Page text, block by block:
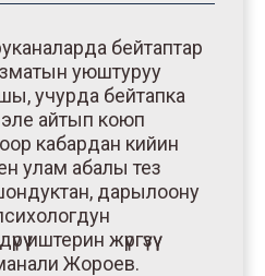
бейтаптар
уюштуруу
учурда бейтапка
эле айтып коюп
кабардан кийин
улам абалы тез
дарылоону
иштерин жүргүзүү
Жороев.